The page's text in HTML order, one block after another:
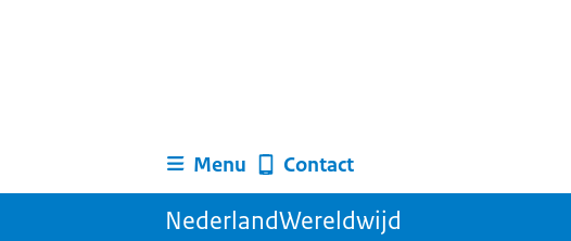
Menu Contact
NederlandWereldwijd